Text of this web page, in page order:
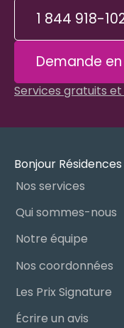
1 844 918-
Demande
Services gratuits
Bonjour Résidences
Nos services
Qui sommes-nous
Notre équipe
Nos coordonnées
Les Prix Signature
Écrire un avis